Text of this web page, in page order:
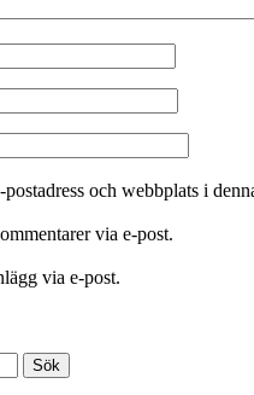
och webbplats i
via e-post.
via e-post.